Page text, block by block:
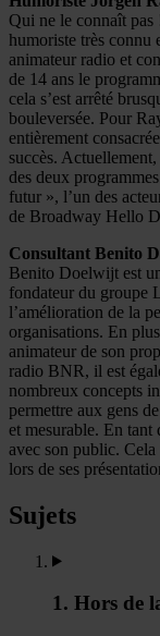
Qui ne le connaît pas
humoriste très connu
animateur radio et
de 14 ans le
cela s’est arrêté
bouleversée. Pour
entièrement
succès.
des deux
futur », l’un des
de Broadway Hello
Consultant Benito
Benito Doelwijt est
fondateur du groupe
l’amélioration de la
organisations. En
animateur de son
radio BNR, il est
nombreux concepts
permettre aux gens
et mesurable. En
avec son public. Cela
lors de ses
Sujets
1. Hors de